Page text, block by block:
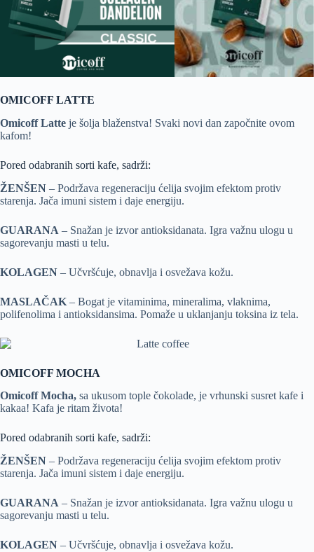
OMICOFF LATTE
Omicoff Latte je šolja blaženstva! Svaki novi dan započnite ovom
kafom!
Pored odabranih sorti kafe, sadrži:
ŽENŠEN – Podržava regeneraciju ćelija svojim efektom protiv
starenja. Jača imuni sistem i daje energiju.
GUARANA – Snažan je izvor antioksidanata. Igra važnu ulogu u
sagorevanju masti u telu.
KOLAGEN – Učvršćuje, obnavlja i osvežava kožu.
MASLAČAK – Bogat je vitaminima, mineralima, vlaknima,
polifenolima i antioksidansima. Pomaže u uklanjanju toksina iz tela.
OMICOFF MOCHA
Omicoff Mocha, sa ukusom tople čokolade, je vrhunski susret kafe i
kakaa! Kafa je ritam života!
Pored odabranih sorti kafe, sadrži:
ŽENŠEN – Podržava regeneraciju ćelija svojim efektom protiv
starenja. Jača imuni sistem i daje energiju.
GUARANA – Snažan je izvor antioksidanata. Igra važnu ulogu u
sagorevanju masti u telu.
KOLAGEN – Učvršćuje, obnavlja i osvežava kožu.